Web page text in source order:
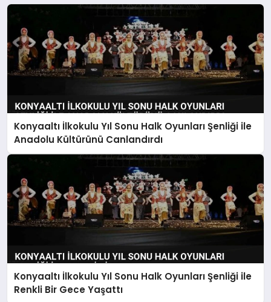
EĞITIM
MAGAZIN
SIYASET
Konyaaltı İlkokulu Yıl Sonu Halk Oyunları Şenliği ile
Anadolu Kültürünü Canlandırdı
Konyaaltı İlkokulu Yıl Sonu Halk Oyunları Şenliği ile
Renkli Bir Gece Yaşattı